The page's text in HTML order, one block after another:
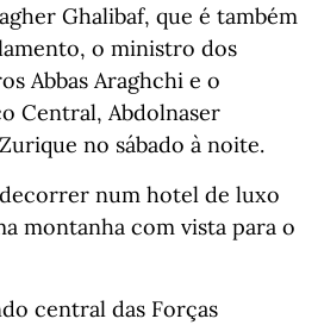
Ghalibaf, que é também
o ministro dos
Abbas Araghchi e o
Central, Abdolnaser
no sábado à noite.
num hotel de luxo
montanha com vista para o
central das Forças